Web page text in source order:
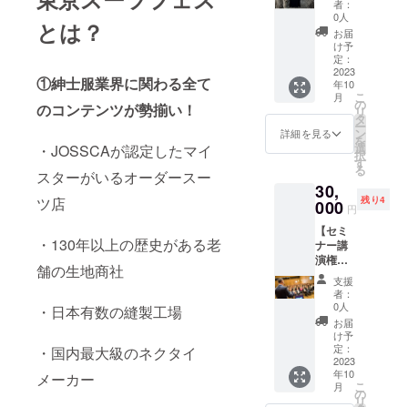
とは？
①紳士服業界に関わる全て
のコンテンツが勢揃い！
・JOSSCAが認定したマイ
スターがいるオーダースー
ツ店
・130年以上の歴史がある老
舗の生地商社
・日本有数の縫製工場
・国内最大級のネクタイ
メーカー
が彩を
添え
る。
しっか
りした
生地感
があ
り、重
着きあ
る印象
がりま
す。ネ
イビー
やグ
レーの
スーツ
に合わ
せるの
が◎。
② ネイ
ビー
ドット
柄 使い
勝手の
いいネ
イビー
整させ
ていた
だきま
す 受講
方法 ・
使用す
るツー
ル：
・使用
ツール
ネット
環境
NASA
にも採
用され
ている
そうで
す！！
い時は
涼し
い、究
極のＴ
シャツ
です。
素材は
REDA
ACTIVE
える
ニュー
ジーラ
ンドメ
リノ
ウー
ル。同
素材は
NASA
にも採
用され
ている
そうで
す！！
黒】 洗
わない
けど
洗って
もい
い！？
メリノ
ウール
のＴ
シャツ
は超高
いつで
もサラ
サラ、
臭わな
い、寒
い時は
暖か
く、暑
い時は
涼し
い、究
極のＴ
シャツ
です。
素材は
者：
0人
お届
け予
定：
2023
年10
月
詳細を見る
こ
の
リ
タ
ー
ン
を
選
択
す
る
30,
000 円
残り4
【セミ
ナー講
演権】
東京
スーツ
フェス
でのセ
ミナー
ブース
にて30
分間講
演をす
支援
者：
0人
お届
け予
定：
2023
年10
月
こ
の
リ